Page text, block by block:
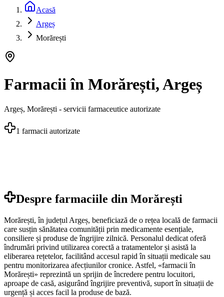
Acasă
Argeș
Morărești
Farmacii în Morărești, Argeș
Argeș, Morărești - servicii farmaceutice autorizate
1 farmacii autorizate
Despre farmaciile din Morărești
Morărești, în județul Argeș, beneficiază de o rețea locală de farmacii
care susțin sănătatea comunității prin medicamente esențiale,
consiliere și produse de îngrijire zilnică. Personalul dedicat oferă
îndrumări privind utilizarea corectă a tratamentelor și asistă la
eliberarea rețetelor, facilitând accesul rapid în situații medicale sau
pentru monitorizarea afecțiunilor cronice. Astfel, «farmacii în
Morărești» reprezintă un sprijin de încredere pentru locuitori,
aproape de casă, asigurând îngrijire preventivă, suport în situații de
urgență și acces facil la produse de bază.